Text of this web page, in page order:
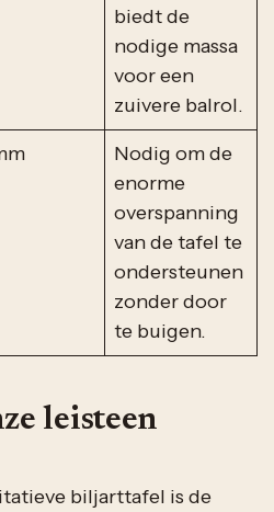
biedt de
nodige massa
voor een
zuivere balrol.
Nodig om de
enorme
overspanning
van de tafel te
ondersteunen
zonder door
te buigen.
leisteen
biljarttafel is de